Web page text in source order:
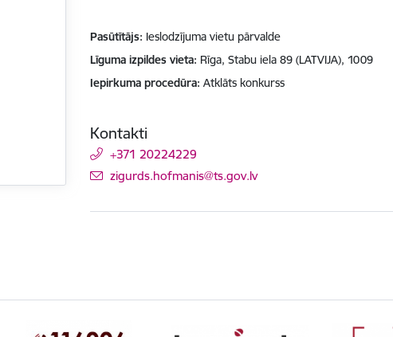
Pasūtītājs Ieslodzījuma vietu pārvalde
Līguma izpildes vieta Rīga, Stabu iela 89 (LATVIJA), 1009
Iepirkuma procedūra Atklāts konkurss
Kontakti
+371 20224229
E-pasts:
zigurds.hofmanis@ts.gov.lv